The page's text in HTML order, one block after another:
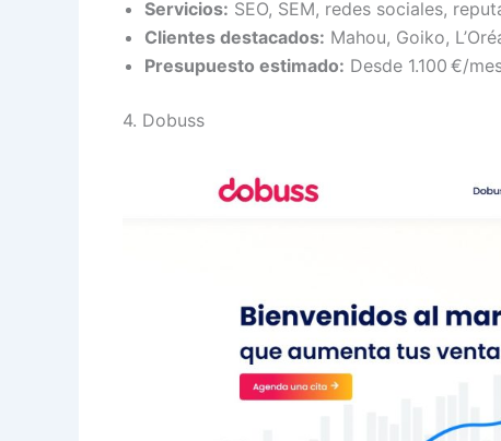
Servicios: SEO, SEM, redes sociales,
Clientes destacados: Mahou, Goiko,
Presupuesto estimado: Desde 1.100 €/
4. Dobuss